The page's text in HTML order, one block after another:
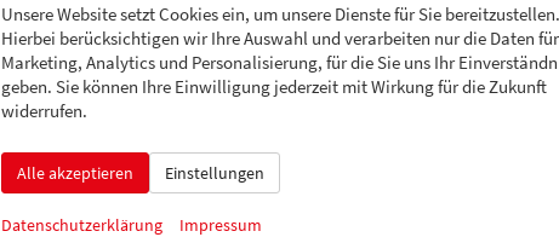
Volkswagen Caddy Maxi
Fahrzeugnummer 214559 GetriebeAutomatik
Hybrid Benzin
Unsere Website setzt Cookies ein, um unsere Dienste für Sie bereitzustellen.
Hierbei berücksichtigen wir Ihre Auswahl und verarbeiten nur die Daten für
Marketing, Analytics und Personalisierung, für die Sie uns Ihr
geben. Sie können Ihre Einwilligung jederzeit mit Wirkung für die Zukunft
widerrufen.
Alle akzeptieren Einstellungen
Datenschutzerklärung Impressum